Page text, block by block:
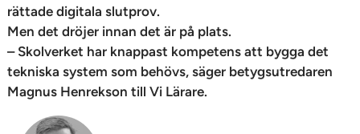
rättade digitala slutprov.
Men det dröjer innan det är på plats.
– Skolverket har knappast kompetens att bygga det
tekniska system som behövs, säger betygsutredaren
Magnus Henrekson till Vi Lärare.